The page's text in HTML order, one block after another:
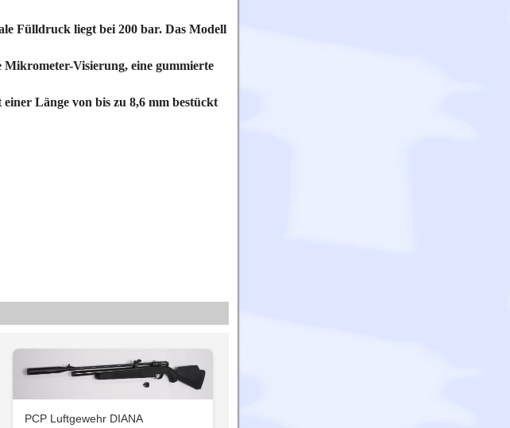
Fülldruck liegt bei 200 bar. Das Modell
Mikrometer-Visierung, eine gummierte
Länge von bis zu 8,6 mm bestückt
PCP Luftgewehr DIANA